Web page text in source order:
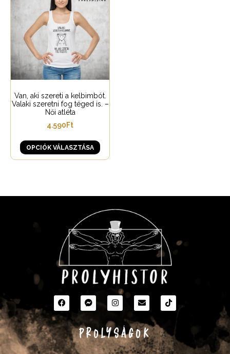
Van, aki szereti a kelbimbót.
Valaki szeretni fog téged is. –
Női atléta
4.590Ft
OPCIÓK VÁLASZTÁSA
PROLYSÁGOK